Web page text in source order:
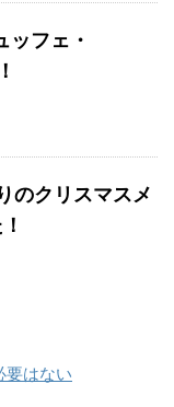
ッフェ・
のクリスマスメ
要はない